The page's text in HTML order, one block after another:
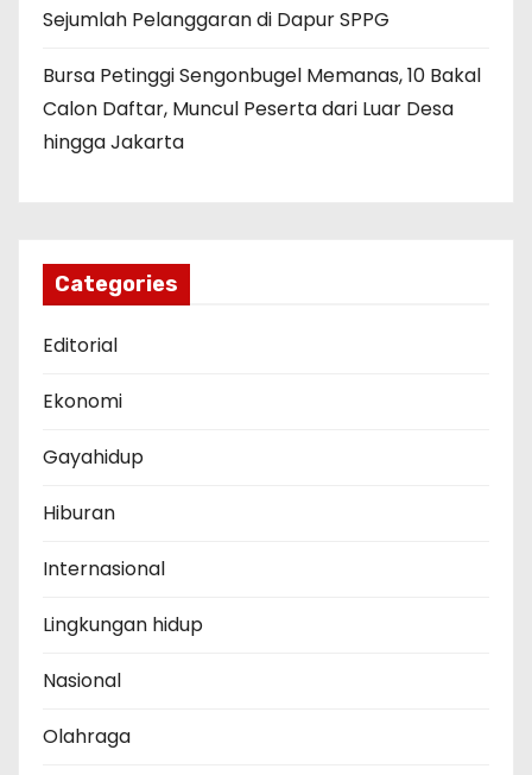
Sejumlah Pelanggaran di Dapur SPPG
Bursa Petinggi Sengonbugel Memanas, 10 Bakal
Calon Daftar, Muncul Peserta dari Luar Desa
hingga Jakarta
Categories
Editorial
Ekonomi
Gayahidup
Hiburan
Internasional
Lingkungan hidup
Nasional
Olahraga